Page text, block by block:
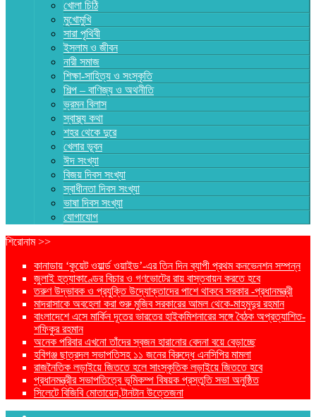
খোলা চিঠি
মুখোমুখি
সারা পৃথিবী
ইসলাম ও জীবন
নারী সমাজ
শিক্ষা-সাহিত্য ও সংস্কৃতি
শিল্প – বাণিজ্য ও অথনীতি
ভ্রমন বিলাস
স্বাস্থ্য কথা
শহর থেকে দুরে
খেলার ভূবন
ঈদ সংখ্যা
বিজয় দিবস সংখ্যা
স্বাধীনতা দিবস সংখ্যা
ভাষা দিবস সংখ্যা
যোগাযোগ
শিরোনাম >>
কানাডায় ‘কুয়েট ওয়ার্ল্ড ওয়াইড’-এর তিন দিন ব্যাপী প্রথম কনভেনশন সম্পন্ন
জুলাই হত্যাকাণ্ডের বিচার ও গণভোটের রায় বাস্তবায়ন করতে হবে
তরুণ উদ্ভাবক ও প্রযুক্তি উদ্যোক্তাদের পাশে থাকবে সরকার -প্রধানমন্ত্রী
মাদরাসাকে অবহেলা করা শুরু মুজিব সরকারের আমল থেকে-মাহমুদুর রহমান
বাংলাদেশে এসে মার্কিন দূতের ভারতের হাইকমিশনারের সঙ্গে বৈঠক অপ্রত্যাশিত-
শফিকুর রহমান
অনেক পরিবার এখনো তাঁদের স্বজন হারানোর বেদনা বয়ে বেড়াচ্ছে
হবিগঞ্জ ছাত্রদল সভাপতিসহ ১১ জনের বিরুদ্ধে এনসিপির মামলা
রাজনৈতিক লড়াইয়ে জিততে হলে সাংস্কৃতিক লড়াইয়ে জিততে হবে
প্রধানমন্ত্রীর সভাপতিত্বে ভূমিকম্প বিষয়ক প্রস্তুতি সভা অনুষ্ঠিত
সিলেটে বিজিবি মোতায়েন,টানটান উত্তেজনা